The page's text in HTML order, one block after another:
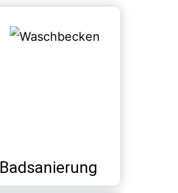
Badsanierung